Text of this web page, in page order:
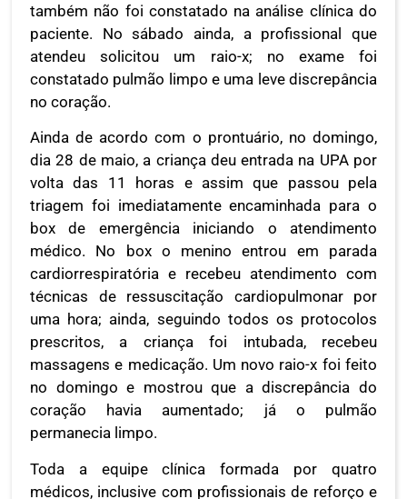
também não foi constatado na análise clínica do
paciente. No sábado ainda, a profissional que
atendeu solicitou um raio-x; no exame foi
constatado pulmão limpo e uma leve discrepância
no coração.
Ainda de acordo com o prontuário, no domingo,
dia 28 de maio, a criança deu entrada na UPA por
volta das 11 horas e assim que passou pela
triagem foi imediatamente encaminhada para o
box de emergência iniciando o atendimento
médico. No box o menino entrou em parada
cardiorrespiratória e recebeu atendimento com
técnicas de ressuscitação cardiopulmonar por
uma hora; ainda, seguindo todos os protocolos
prescritos, a criança foi intubada, recebeu
massagens e medicação. Um novo raio-x foi feito
no domingo e mostrou que a discrepância do
coração havia aumentado; já o pulmão
permanecia limpo.
Toda a equipe clínica formada por quatro
médicos, inclusive com profissionais de reforço e